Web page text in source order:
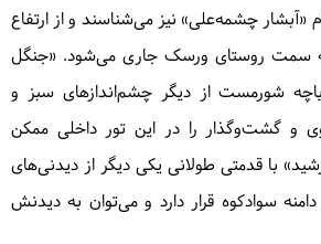
«آبشار چشمه‌علی» نیز می‌شناسند و از ارتفاع
از دره به سمت روستای ورسک جاری می‌شود. «جنگل
شورمست از دیگر چشم‌اندازهای سبز و
و گشت‌وگذار را در این تور داخلی ممکن
با قدمتی طولانی یکی دیگر از دیدنی‌های
سوادکوه قرار دارد و می‌توان به دیدنش